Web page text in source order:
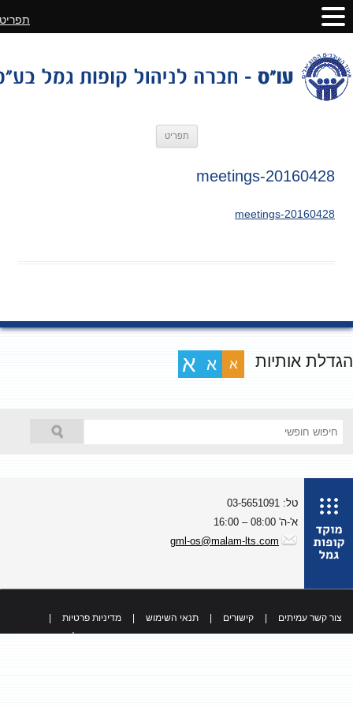
תפריט
20160428-meetings
20160428-meetings
אותיות א א א
טל: 03-5651091
א'-ה' 08:00 – 16:00
gml-os@malam-lts.com
צור קשר עמיתים קישורים תנאי השימוש מדיניות פרטיות
כל הזכויות שמורות
תפריט